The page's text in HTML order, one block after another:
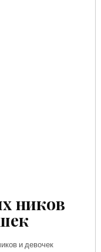
ников
и девочек